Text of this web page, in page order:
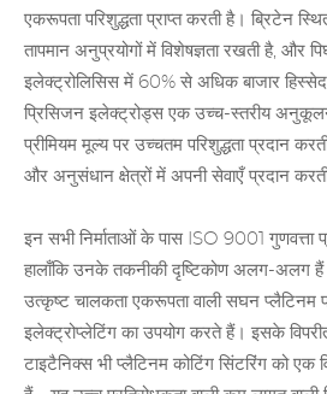
एकरूपता परिशुद्धता प्राप्त करती है। ब्रिटेन
तापमान अनुप्रयोगों में विशेषज्ञता रखती है, और
इलेक्ट्रोलिसिस में 60% से अधिक बाजार
प्रिसिजन इलेक्ट्रोड्स एक उच्च-स्तरीय अनुकूलन
प्रीमियम मूल्य पर उच्चतम परिशुद्धता प्रदान
और अनुसंधान क्षेत्रों में अपनी सेवाएँ प्रदान
इन सभी निर्माताओं के पास ISO 9001 गुणवत्ता
हालाँकि उनके तकनीकी दृष्टिकोण अलग-अलग
उत्कृष्ट चालकता एकरूपता वाली सघन प्लैटिनम
इलेक्ट्रोप्लेटिंग का उपयोग करते हैं। इसके
टाइटैनिक्स भी प्लैटिनम कोटिंग सिंटरिंग को